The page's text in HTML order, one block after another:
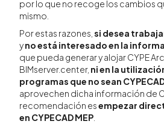
por lo que no recoge los cambios
mismo.
Por estas razones, si desea
yno está interesado en la
que pueda generar y alojar CYPE
BIMserver.center, ni en la
programas que no sean
aprovechen dicha información de
recomendación esempezar
en CYPECAD MEP